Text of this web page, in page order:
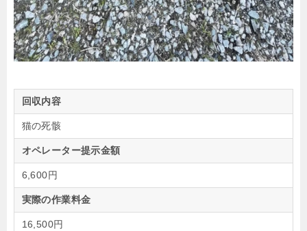
回収内容
猫の死骸
オペレーター提示金額
6,600円
実際の作業料金
16,500円